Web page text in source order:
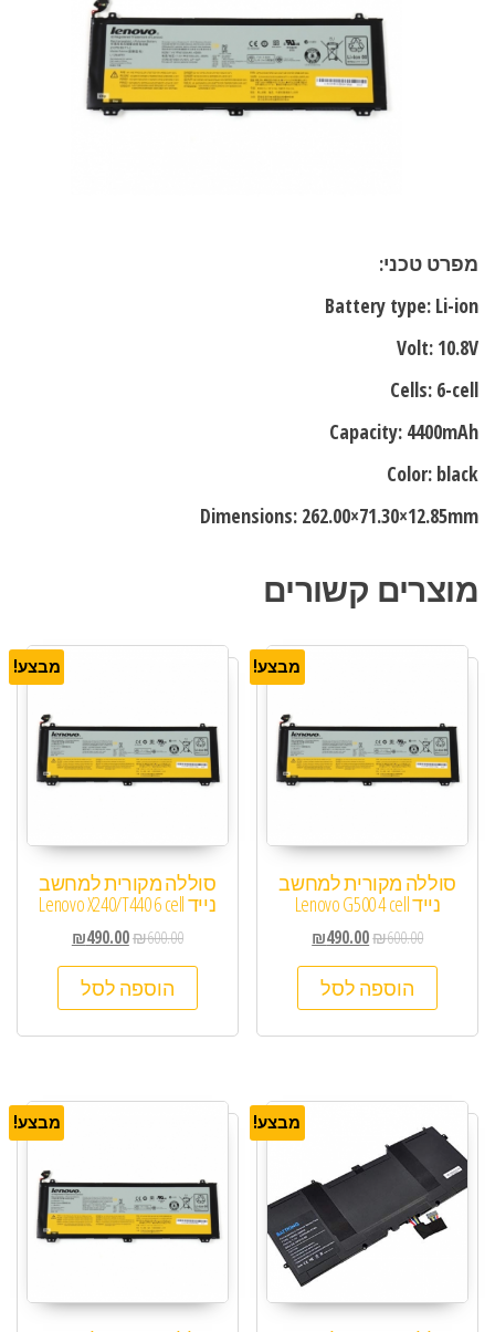
מפרט טכני:
Battery type: Li-ion
Volt: 10.8V
Cells: 6-cell
Capacity: 4400mAh
Color: black
Dimensions: 262.00×71.30×12.85mm
מוצרים קשורים
מבצע!
סוללה מקורית למחשב
נייד Lenovo G500 4 cell
₪600.00
₪490.00
הוספה לסל
מבצע!
סוללה מקורית למחשב
נייד Lenovo X240/T440 6 cell
₪600.00
₪490.00
הוספה לסל
מבצע! מבצע!